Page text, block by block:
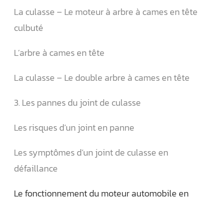
La culasse – Le moteur à arbre à cames en tête
culbuté
L’arbre à cames en tête
La culasse – Le double arbre à cames en tête
3. Les pannes du joint de culasse
Les risques d’un joint en panne
Les symptômes d’un joint de culasse en
défaillance
Le fonctionnement du moteur automobile en